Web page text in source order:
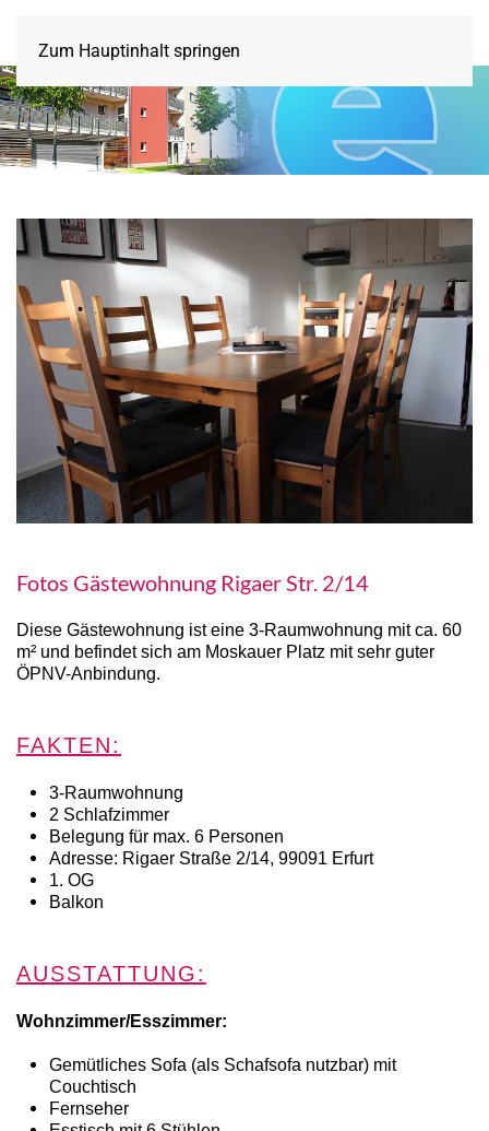
Zum Hauptinhalt springen
Fotos Gästewohnung Rigaer Str. 2/14
Diese Gästewohnung ist eine 3-Raumwohnung mit ca. 60
m² und befindet sich am Moskauer Platz mit sehr guter
ÖPNV-Anbindung.
FAKTEN:
3-Raumwohnung
2 Schlafzimmer
Belegung für max. 6 Personen
Adresse: Rigaer Straße 2/14, 99091 Erfurt
1. OG
Balkon
AUSSTATTUNG:
Wohnzimmer/Esszimmer:
Gemütliches Sofa (als Schafsofa nutzbar) mit
Couchtisch
Fernseher